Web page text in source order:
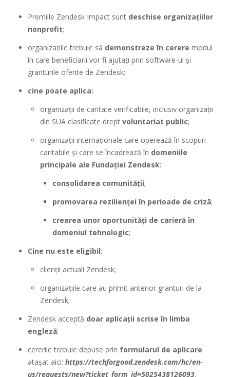
Premiile Zendesk Impact sunt deschise organizațiilor
nonprofit;
organizațiile trebuie să demonstreze în cerere modul
în care beneficiarii vor fi ajutați prin software-ul și
granturile oferite de Zendesk;
cine poate aplica:
organizații de caritate verificabile, inclusiv organizații
din SUA clasificate drept voluntariat public;
organizații internaționale care operează în scopuri
caritabile și care se încadrează în domeniile
principale ale Fundației Zendesk:
consolidarea comunității;
promovarea rezilienței în perioade de criză;
crearea unor oportunități de carieră în
domeniul tehnologic;
Cine nu este eligibil:
clienții actuali Zendesk;
organizațiile care au primit anterior granturi de la
Zendesk;
Zendesk acceptă doar aplicații scrise în limba
engleză;
cererile trebuie depuse prin formularul de aplicare
atașat aici: https://techforgood.zendesk.com/hc/en-
us/requests/new?ticket_form_id=5025438126093.